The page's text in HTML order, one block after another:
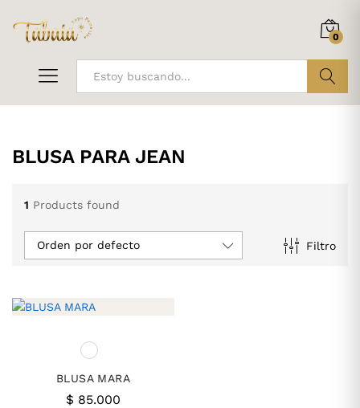
0
BLUSA PARA JEAN
1 Products found
Filtro
Orden por defecto
BLUSA MARA
$ 85.000